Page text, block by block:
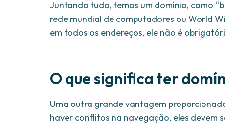
Juntando tudo, temos um domínio, como
rede mundial de computadores ou World
em todos os endereços, ele não é
O que significa ter
Uma outra grande vantagem
haver conflitos na navegação, eles devem